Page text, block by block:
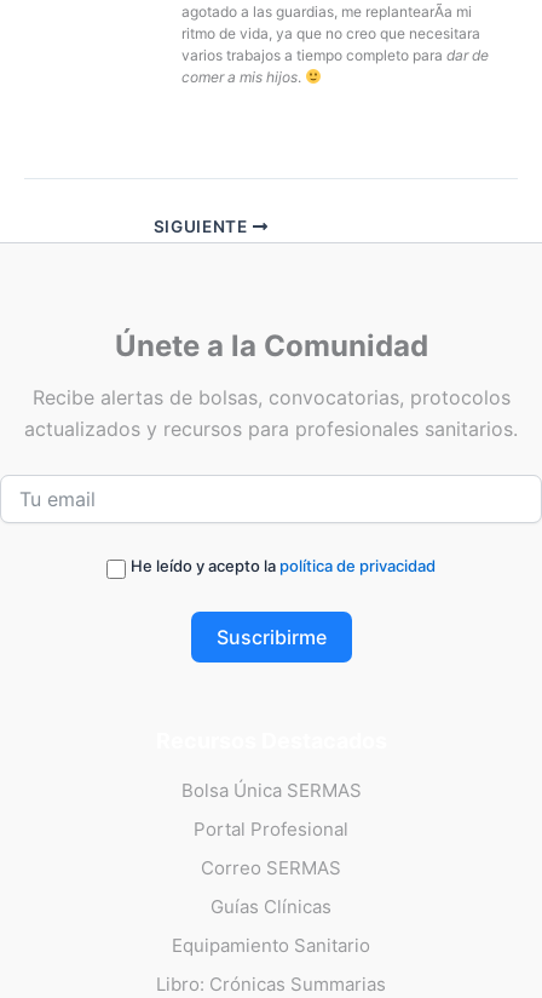
agotado a las guardias, me replantearÃ­a mi
ritmo de vida, ya que no creo que necesitara
varios trabajos a tiempo completo para dar de
comer a mis hijos.
SIGUIENTE
Únete a la Comunidad
Recibe alertas de bolsas, convocatorias, protocolos
actualizados y recursos para profesionales sanitarios.
He leído y acepto la política de privacidad
Suscribirme
Bolsa Única SERMAS
Portal Profesional
Correo SERMAS
Guías Clínicas
Equipamiento Sanitario
Libro: Crónicas Summarias